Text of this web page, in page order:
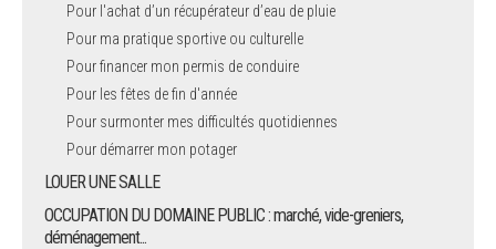
Pour l'achat d’un récupérateur d’eau de pluie
Pour ma pratique sportive ou culturelle
Pour financer mon permis de conduire
Pour les fêtes de fin d'année
Pour surmonter mes difficultés quotidiennes
Pour démarrer mon potager
LOUER UNE SALLE
OCCUPATION DU DOMAINE PUBLIC : marché, vide-greniers,
déménagement...